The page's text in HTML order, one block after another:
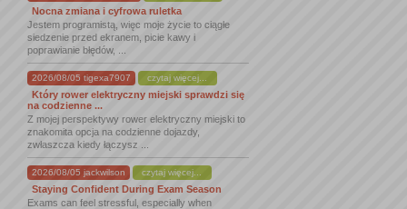
Nocna zmiana i cyfrowa ruletka
Jestem programistą, więc moje życie to ciągłe
siedzenie przed ekranem, picie kawy i
poprawianie błędów, ...
2026/08/05 tigexa7907 czytaj więcej...
Który rower elektryczny miejski sprawdzi się
na codzienne ...
Z mojej perspektywy rower elektryczny miejski to
znakomita opcja na codzienne dojazdy,
zwłaszcza kiedy łączysz ...
2026/08/05 jackwilson czytaj więcej...
Staying Confident During Exam Season
Exams can feel stressful, especially when